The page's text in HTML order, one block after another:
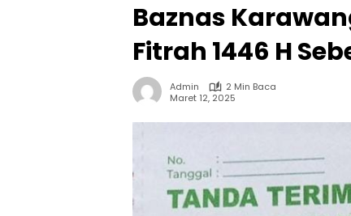
Baznas
Fitrah 1446 H
Admin
2 Min Baca
Maret 12, 2025